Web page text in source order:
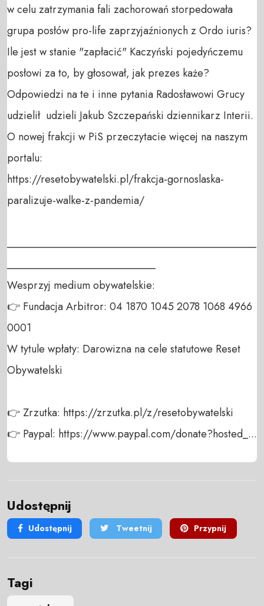
w celu zatrzymania fali zachorowań storpedowała
grupa posłów pro-life zaprzyjaźnionych z Ordo iuris?
Ile jest w stanie "zapłacić" Kaczyński pojedyńczemu
posłowi za to, by głosował, jak prezes każe?
Odpowiedzi na te i inne pytania Radosławowi Grucy
udzielił  udzieli Jakub Szczepański dziennikarz Interii.
O nowej frakcji w PiS przeczytacie więcej na naszym
portalu:
https://resetobywatelski.pl/frakcja-gornoslaska-
paralizuje-walke-z-pandemia/
_______________________________________________
____________________________
Wesprzyj medium obywatelskie:
👉 Fundacja Arbitror: 04 1870 1045 2078 1068 4966
0001
W tytule wpłaty: Darowizna na cele statutowe Reset
Obywatelski
👉 Zrzutka: https://zrzutka.pl/z/resetobywatelski
👉 Paypal: https://www.paypal.com/donate?hosted_...
Udostępnij
Udostępnij Tweetnij Przypnij
Tagi